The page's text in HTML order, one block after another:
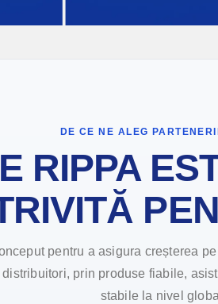
DE CE NE ALEG
RIPPA
pentru a asigura creșterea
distribuitori, prin produse fiabile,
stabile la nivel